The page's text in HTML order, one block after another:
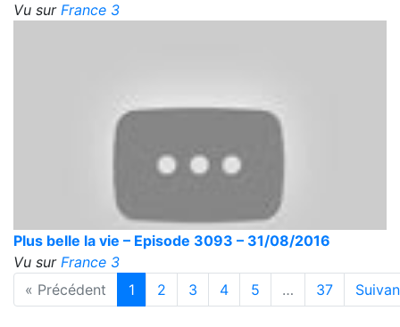
Vu sur France 3
Plus belle la vie – Episode 3093 – 31/08/2016
Vu sur France 3
« Précédent
1 2 3 4 5 … 37